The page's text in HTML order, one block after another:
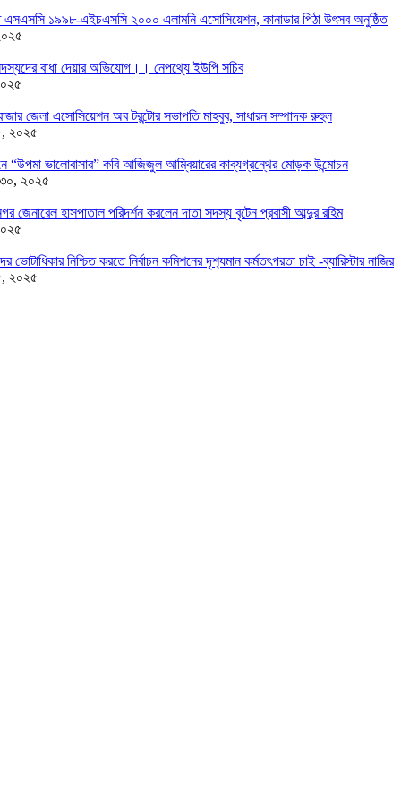
এসএসসি ১৯৯৮-এইচএসসি ২০০০ এলামনি এসোসিয়েশন, কানাডার পিঠা উৎসব অনুষ্ঠিত
বাধা দেয়ার অভিযোগ।। নেপথ্যে ইউপি সচিব
জেলা এসোসিয়েশন অব টরন্টোর সভাপতি মাহবুব, সাধারন সম্পাদক রুহুল
২০২৫
“উপমা ভালোবাসার” কবি আজিজুল আম্বিয়ারের কাব্যগ্রন্থের মোড়ক উন্মোচন
২০২৫
জেনারেল হাসপাতাল পরিদর্শন করলেন দাতা সদস্য বৃটেন প্রবাসী আব্দুর রহিম
ভোটাধিকার নিশ্চিত করতে নির্বাচন কমিশনের দৃশ‍্যমান কর্মতৎপরতা চাই -ব্যারিস্টার নাজির
২০২৫